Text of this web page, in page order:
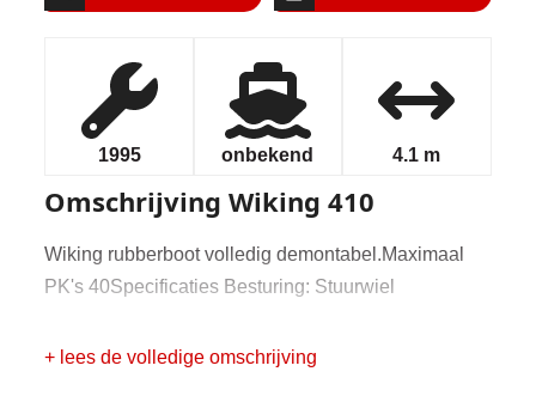
1995 onbekend 4.1 m
OmschrijvingWiking 410
Wiking rubberboot volledig demontabel.Maximaal
PK's 40Specificaties Besturing: Stuurwiel
+ lees de volledige omschrijving